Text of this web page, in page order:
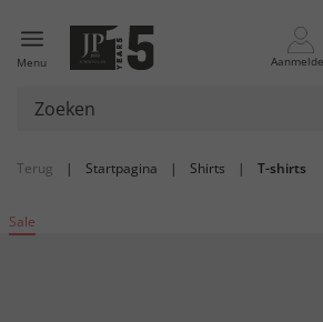
Menu
Terug | Startpagina | Shirts | T-shirts
Sale